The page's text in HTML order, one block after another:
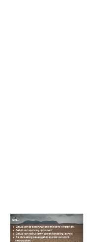
Dus...
Geluid kan de spanning van een scène versterken
Geluid kan spanning opbouwen
Geluid kan nadruk letten op een handeling (schrik)
De afwisseling tussen geluid en stilte kan schrik
veroorzaken